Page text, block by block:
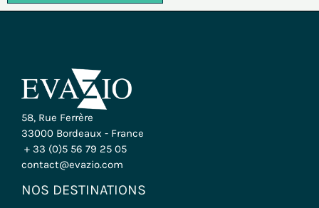
58, Rue Ferrère
33000 Bordeaux - France
+ 33 (0)5 56 79 25 05
contact@evazio.com
NOS DESTINATIONS